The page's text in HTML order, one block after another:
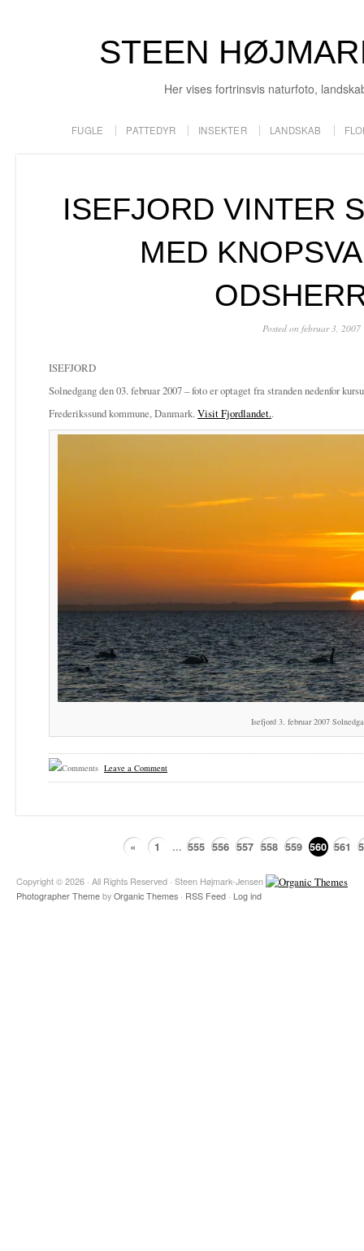
STEEN
Her vises fortrinsvis naturfoto,
FUGLE PATTEDYR INSEKTER LANDSKAB
ISEFJORD VINTER
MED
Posted on februar 3, 2007
ISEFJORD
Solnedgang den 03. februar 2007 – foto er optaget fra stranden nedenfor
Frederikssund kommune, Danmark.Visit Fjordlandet..
Isefjord 3. februar 2007
Leave a Comment
« 1 ... 555 556 557 558 559 560 561
Copyright © 2026 · All Rights Reserved · Steen Højmark-Jensen
Photographer Theme by Organic Themes · RSS Feed · Log ind